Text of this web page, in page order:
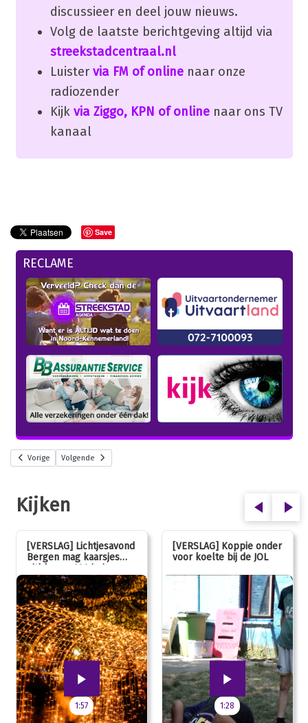
discussieer en deel jouw nieuws.
Volg de laatste berichtgeving altijd via
streekstadcentraal.nl
Luister via FM of onlinenaar onze
radiozender
Kijk via Ziggo, KPN of onlinenaar ons TV
kanaal
Save
RECLAME
Vorige Volgende
Kijken
[VERSLAG] Lichtjesavond
Bergen mag kaarsjes
uitblazen: 100 jarig
jubileum!
1:57
[VERSLAG] Koppie onder
voor koelte bij de JOL
1:28